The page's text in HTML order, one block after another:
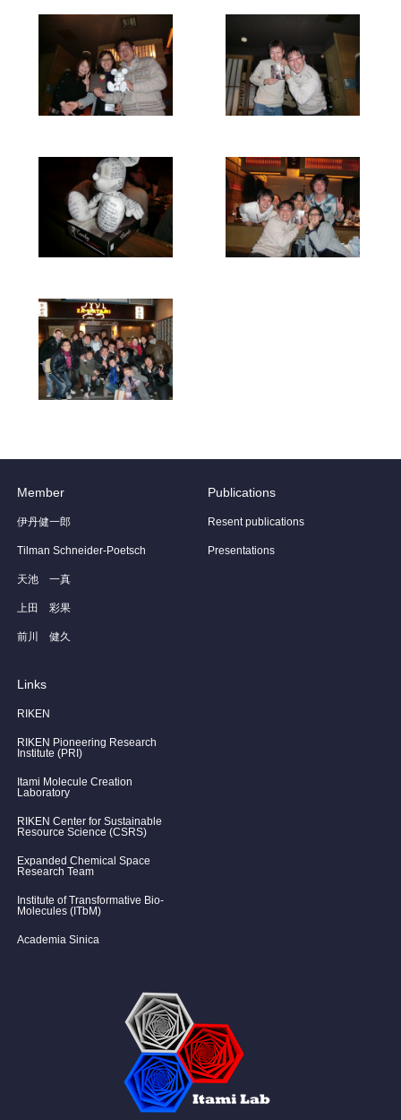
Member
伊丹健一郎
Tilman Schneider-Poetsch
天池 一真
上田 彩果
前川 健久
Publications
Resent publications
Presentations
Links
RIKEN
RIKEN Pioneering Research
Institute (PRI)
Itami Molecule Creation
Laboratory
RIKEN Center for Sustainable
Resource Science (CSRS)
Expanded Chemical Space
Research Team
Institute of Transformative Bio-
Molecules (ITbM)
Academia Sinica